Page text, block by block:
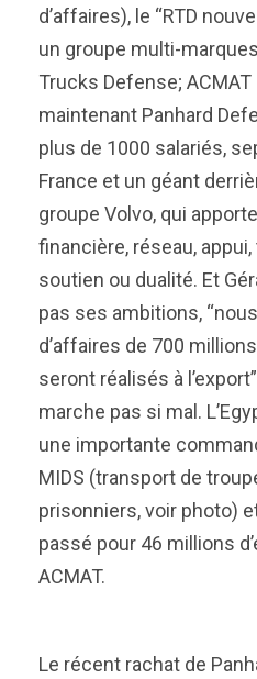
d’affaires), le “RTD
un groupe multi-
Trucks Defense;
maintenant Panhard
plus de 1000 salariés,
France et un géant
groupe Volvo, qui
financière, réseau,
soutien ou dualité. Et
pas ses ambitions,
d’affaires de 700
seront réalisés à
marche pas si mal.
une importante
MIDS (transport de
prisonniers, voir photo)
passé pour 46 millions
ACMAT.
Le récent rachat de